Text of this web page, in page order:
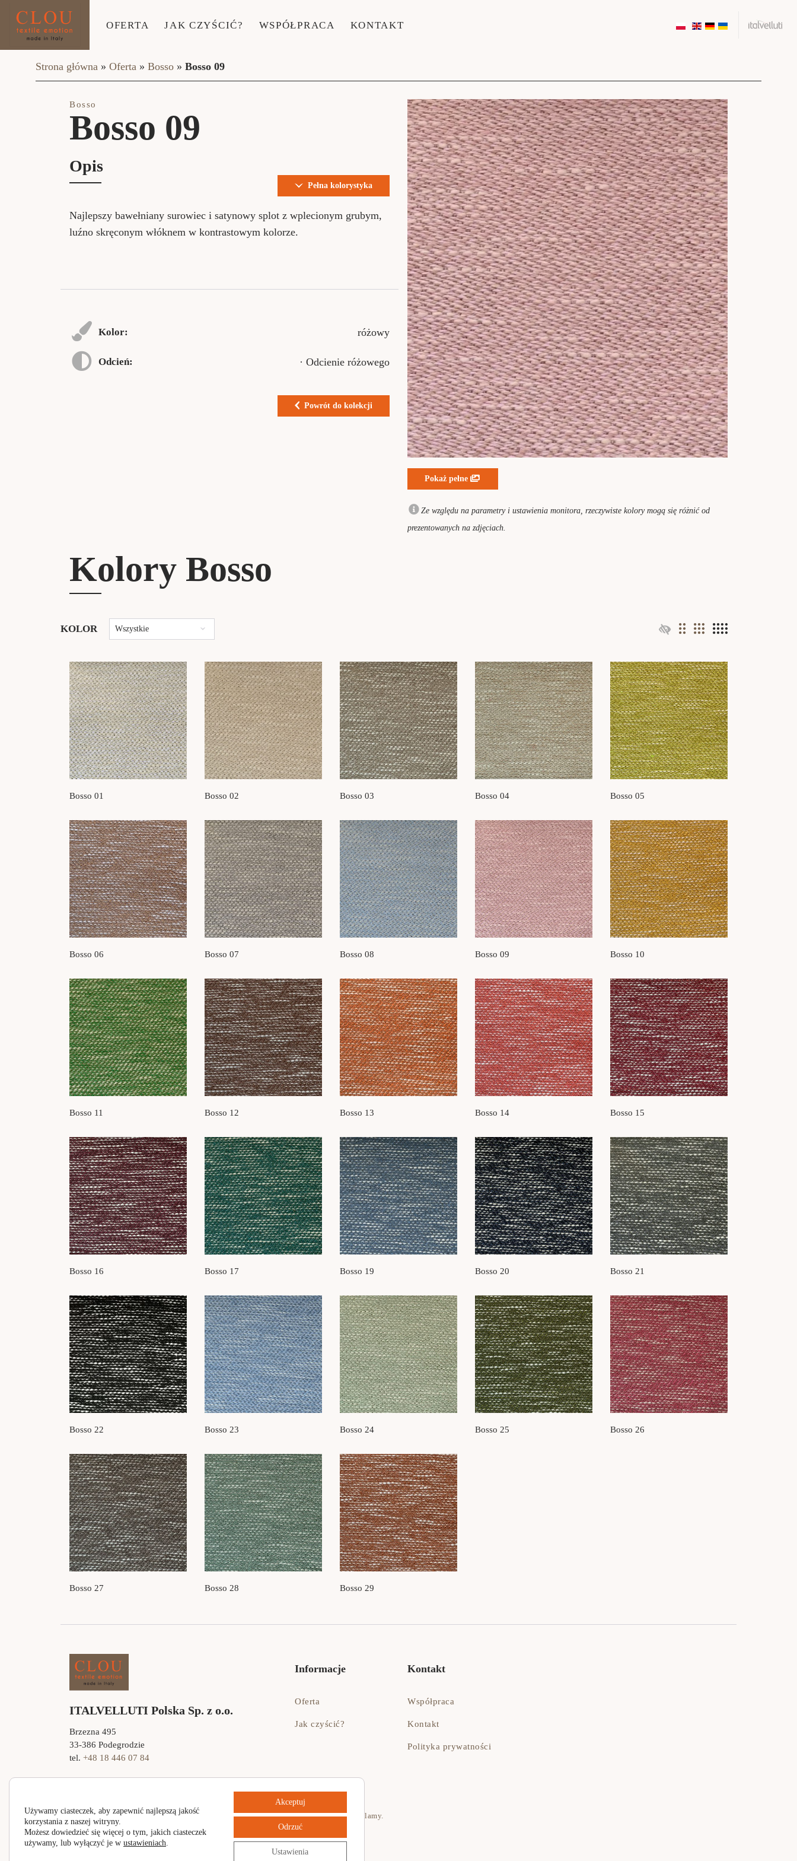
OFERTA JAK CZYŚCIĆ? WSPÓŁPRACA KONTAKT
Strona główna » Oferta » Bosso » Bosso 09
Bosso
Bosso 09
Opis
Pełna kolorystyka
Najlepszy bawełniany surowiec i satynowy splot z wplecionym grubym,
luźno skręconym włóknem w kontrastowym kolorze.
Kolor: różowy
Odcień: · Odcienie różowego
Powrót do kolekcji
Pokaż pełne
Ze względu na parametry i ustawienia monitora, rzeczywiste kolory mogą się różnić od
prezentowanych na zdjęciach.
Kolory Bosso
KOLOR Wszystkie
Bosso 01 Bosso 02 Bosso 03 Bosso 04 Bosso 05
Bosso 06 Bosso 07 Bosso 08 Bosso 09 Bosso 10
Bosso 11 Bosso 12 Bosso 13 Bosso 14 Bosso 15
Bosso 16 Bosso 17 Bosso 19 Bosso 20 Bosso 21
Bosso 22 Bosso 23 Bosso 24 Bosso 25 Bosso 26
Bosso 27 Bosso 28 Bosso 29
ITALVELLUTI Polska Sp. z o.o.
Brzezna 495
33-386 Podegrodzie
tel. +48 18 446 07 84
Informacje
Oferta
Jak czyścić?
Kontakt
Współpraca
Kontakt
Polityka prywatności
© 2026 Italvelluti. Wszystkie prawa zastrzeżone. Wykonanie: RORI - Planeta Reklamy.
Używamy ciasteczek, aby zapewnić najlepszą jakość
korzystania z naszej witryny.
Możesz dowiedzieć się więcej o tym, jakich ciasteczek
używamy, lub wyłączyć je w ustawieniach.
Akceptuj
Odrzuć
Ustawienia